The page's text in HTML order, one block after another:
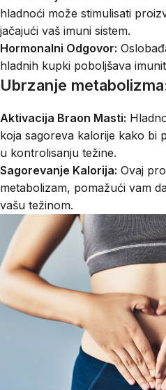
hladnoći može stimulisati
jačajući vaš imuni sistem.
Hormonalni Odgovor:
hladnih kupki poboljšava
Ubrzanje
Aktivacija Braon Masti:
koja sagoreva kalorije kako bi
u kontrolisanju težine.
Sagorevanje Kalorija: Ovaj
metabolizam, pomažući vam
vašu težinom.